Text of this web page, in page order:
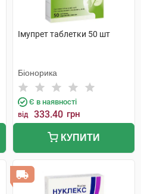
Імупрет таблетки 50 шт
Біонорика
Є в наявності
від 333.40 грн
КУПИТИ